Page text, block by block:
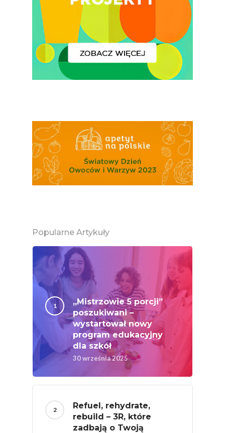
Popularne Artykuły
„Mistrzowie 5 porcji”
poszukiwani –
wystartował nowy
program edukacyjny
dla szkół
30 września 2025
Refuel, rehydrate,
rebuild – 3R, które
zadbają o Twoją
Skrywa!
Festiwal Młody
Ziemniak
Jemy Eko Warzywa I
Owoce
Chrup Owoce, Jedz
Warzywa – To Na
Świetnie Wpływa
Warzywa I Owoce
Super Moce
Wydarzenia
Badania